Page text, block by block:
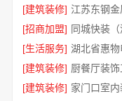
[建筑装修]
[招商加盟]
[生活服务]
[建筑装修] 厨餐厅装
[建筑装修] 家门口室